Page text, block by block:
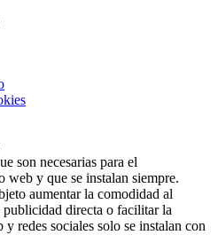
son necesarias para el
y que se instalan siempre.
aumentar la comodidad al
directa o facilitar la
redes sociales solo se instalan con